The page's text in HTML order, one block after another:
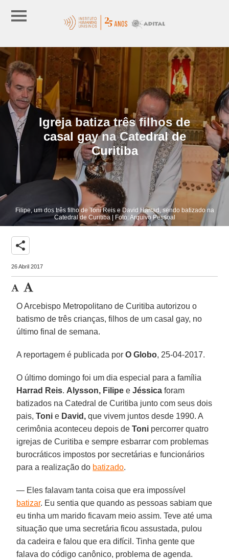
Igreja batiza três filhos de
casal gay na Catedral de
Curitiba
Filipe, um dos três filho de Toni Reis e David Harrad, sendo batizado na
Catedral de Curitiba | Foto: Arquivo Pessoal
share
26 Abril 2017
O Arcebispo Metropolitano de Curitiba autorizou o
batismo de três crianças, filhos de um casal gay, no
último final de semana.
A reportagem é publicada porO Globo, 25-04-2017.
O último domingo foi um dia especial para a família
Harrad Reis. Alysson, Filipe eJéssica foram
batizados na Catedral de Curitiba junto com seus dois
pais,Toni e David, que vivem juntos desde 1990. A
cerimônia aconteceu depois deToni percorrer quatro
igrejas de Curitiba e sempre esbarrar com problemas
burocráticos impostos por secretárias e funcionários
para a realização do batizado.
— Eles falavam tanta coisa que era impossível
batizar. Eu sentia que quando as pessoas sabiam que
eu tinha um marido ficavam meio assim. Teve até uma
situação que uma secretária ficou assustada, pulou
da cadeira e falou que era difícil. Tinha gente que
falava do código canônico, problema de agenda.